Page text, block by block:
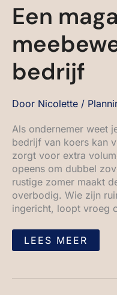
Een
bedrijf
Door Nicolette /
Als ondernemer weet
bedrijf van koers kan
zorgt voor extra
opeens om dubbel
rustige zomer maakt
overbodig. Wie zijn
ingericht, loopt vroeg
LEES MEER